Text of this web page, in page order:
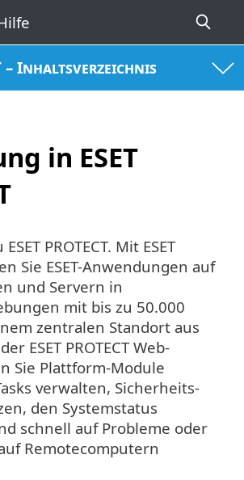
– Inhaltsverzeichnis
in ESET
PROTECT. Mit ESET
Sie ESET-Anwendungen auf
und Servern in
mit bis zu 50.000
zentralen Standort aus
ESET PROTECT Web-
Sie Plattform-Module
verwalten, Sicherheits-
den Systemstatus
schnell auf Probleme oder
Remotecomputern